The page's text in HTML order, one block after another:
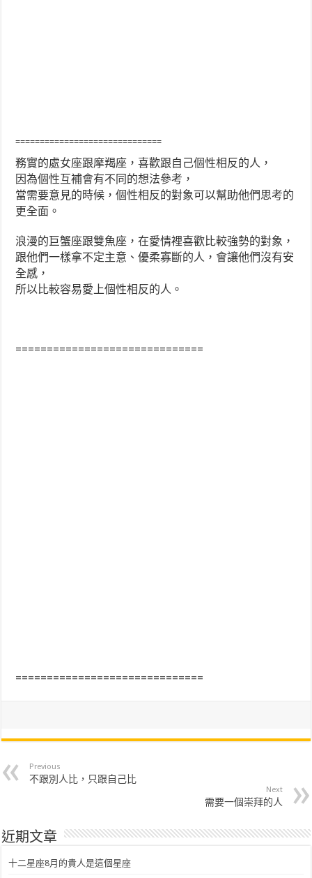
==============================
務實的處女座跟摩羯座，喜歡跟自己個性相反的人，
因為個性互補會有不同的想法參考，
當需要意見的時候，個性相反的對象可以幫助他們思考的
更全面。
浪漫的巨蟹座跟雙魚座，在愛情裡喜歡比較強勢的對象，
跟他們一樣拿不定主意、優柔寡斷的人，會讓他們沒有安
全感，
所以比較容易愛上個性相反的人。
==============================
==============================
Previous
不跟別人比，只跟自己比
Next
需要一個崇拜的人
近期文章
十二星座8月的貴人是這個星座